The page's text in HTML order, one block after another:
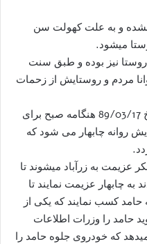
نشده و به علت کهولت سن
میشود.
نیز بوده و طبق سنت
مردم و روستایش از زحمات
طبق گفته مردم روستا حامد در تاریخ 89/03/17 هنگامه صبح برای
روانه چابهار می شود که
عزیمت به زرآباد میشوند تا
به چابهار عزیمت نمایند تا
حامد کسب نمایند که یکی از
حامد را وزرات اطلاعات
که خودروی جلوه حامد را